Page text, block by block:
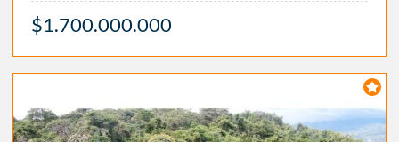
$1.700.000.000